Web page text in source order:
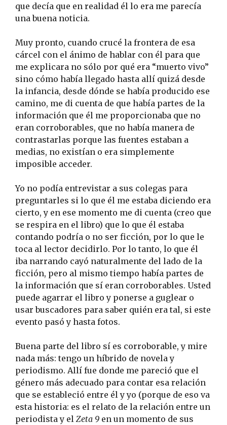
que decía que en realidad él lo era me parecía
una buena noticia.
Muy pronto, cuando crucé la frontera de esa
cárcel con el ánimo de hablar con él para que
me explicara no sólo por qué era “muerto vivo”
sino cómo había llegado hasta allí quizá desde
la infancia, desde dónde se había producido ese
camino, me di cuenta de que había partes de la
información que él me proporcionaba que no
eran corroborables, que no había manera de
contrastarlas porque las fuentes estaban a
medias, no existían o era simplemente
imposible acceder.
Yo no podía entrevistar a sus colegas para
preguntarles si lo que él me estaba diciendo era
cierto, y en ese momento me di cuenta (creo que
se respira en el libro) que lo que él estaba
contando podría o no ser ficción, por lo que le
toca al lector decidirlo. Por lo tanto, lo que él
iba narrando cayó naturalmente del lado de la
ficción, pero al mismo tiempo había partes de
la información que sí eran corroborables. Usted
puede agarrar el libro y ponerse a guglear o
usar buscadores para saber quién era tal, si este
evento pasó y hasta fotos.
Buena parte del libro sí es corroborable, y mire
nada más: tengo un híbrido de novela y
periodismo. Allí fue donde me pareció que el
género más adecuado para contar esa relación
que se estableció entre él y yo (porque de eso va
esta historia: es el relato de la relación entre un
periodista y el Zeta 9 en un momento de sus